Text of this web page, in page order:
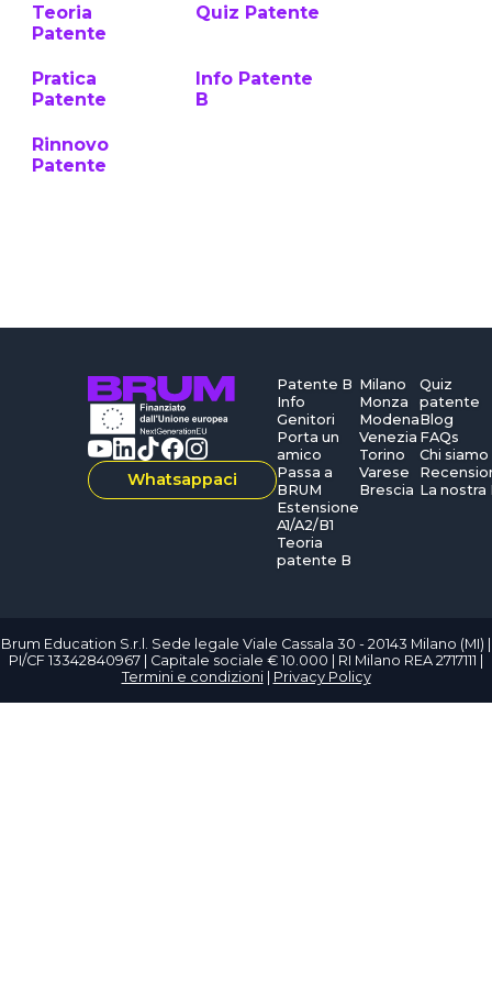
Teoria
Patente
Quiz Patente
Pratica
Patente
Info Patente
B
Rinnovo
Patente
Whatsappaci
Patente B
Info
Genitori
Porta un
amico
Passa a
BRUM
Estensione
A1/A2/B1
Teoria
patente B
Milano
Monza
Modena
Venezia
Torino
Varese
Brescia
Quiz
patente
Blog
FAQs
Chi siamo
La nostra
Brum Education S.r.l. Sede legale Viale Cassala 30 - 20143 Milano (MI) |
PI/CF 13342840967 | Capitale sociale € 10.000 | RI Milano REA 2717111 |
Termini e condizioni| Privacy Policy